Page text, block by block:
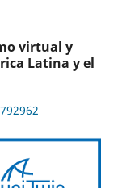
virtual y
Latina y el